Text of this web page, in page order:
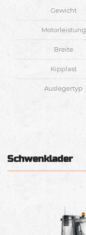
Gewicht
Motorleistung
Breite
Kipplast
Auslegertyp
Schwenklader